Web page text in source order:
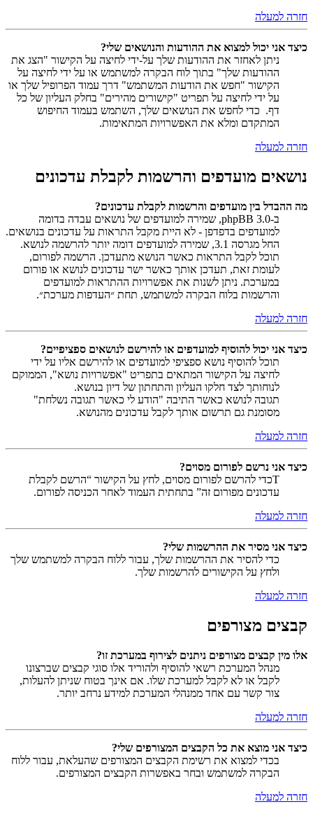
חזרה למעלה
כיצד אני יכול למצוא את ההודעות והנושאים שלי?
ניתן לאחזר את ההודעות שלך על-ידי לחיצה על הקישור "הצג את
ההודעות שלך" בתוך לוח הבקרה למשתמש או על ידי לחיצה על
הקישור "חפש את הודעות המשתמש" דרך עמוד הפרופיל שלך או
על ידי לחיצה על תפריט "קישורים מהירים" בחלק העליון של כל
דף. כדי לחפש את הנושאים שלך, השתמש בעמוד החיפוש
המתקדם ומלא את האפשרויות המתאימות.
חזרה למעלה
נושאים מועדפים והרשמות לקבלת עדכונים
מה ההבדל בין מועדפים והרשמות לקבלת עדכונים?
ב-phpBB 3.0, שמירה למועדפים של נושאים עבדה בדומה
למועדפים בדפדפן - לא היית מקבל התראות על עדכונים בנושאים.
החל מגרסה 3.1, שמירה למועדפים דומה יותר להרשמה לנושא.
תוכל לקבל התראות כאשר הנושא מתעדכן. הרשמה לפורום,
לעומת זאת, תעדכן אותך כאשר ישר עדכונים לנושא או פורום
במערכת. ניתן לשנות את אפשרויות ההתראות למועדפים
והרשמות בלוח הבקרה למשתמש, תחת ״העדפות מערכת״.
חזרה למעלה
כיצד אני יכול להוסיף למועדפים או להירשם לנושאים ספציפיים?
תוכל להוסיף נושא ספציפי למועדפים או להירשם אליו על ידי
לחיצה על הקישור המתאים בתפריט "אפשרויות נושא", הממוקם
לנוחותך לצד חלקו העליון והתחתון של דיון בנושא.
תגובה לנושא כאשר התיבה "הודע לי כאשר תגובה נשלחת"
מסומנת גם תרשום אותך לקבל עדכונים מהנושא.
חזרה למעלה
כיצד אני נרשם לפורום מסוים?
Tכדי להרשם לפורום מסוים, לחץ על הקישור “הרשם לקבלת
עדכונים מפורום זה” בתחתית העמוד לאחר הכניסה לפורום.
חזרה למעלה
כיצד אני מסיר את ההרשמות שלי?
כדי להסיר את ההרשמות שלך, עבור ללוח הבקרה למשתמש שלך
ולחץ על הקישורים להרשמות שלך.
חזרה למעלה
קבצים מצורפים
אלו מין קבצים מצורפים ניתנים לצירוף במערכת זו?
מנהל המערכת רשאי להוסיף ולהוריד אלו סוגי קבצים שברצונו
לקבל או לא לקבל למערכת שלו. אם אינך בטוח שניתן להעלות,
צור קשר עם אחד ממנהלי המערכת למידע נרחב יותר.
חזרה למעלה
כיצד אני מוצא את כל הקבצים המצורפים שלי?
בכדי למצוא את רשימת הקבצים המצורפים שהעלאת, עבור ללוח
הבקרה למשתמש ובחר באפשרות הקבצים המצורפים.
חזרה למעלה